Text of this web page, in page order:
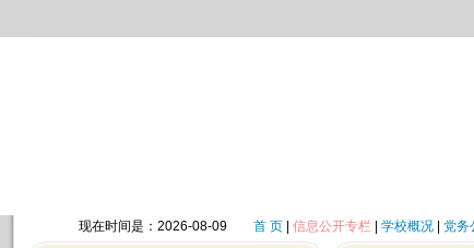
现在时间是：2026-08-09 首 页| 信息公开专栏| 学校概况| 党务